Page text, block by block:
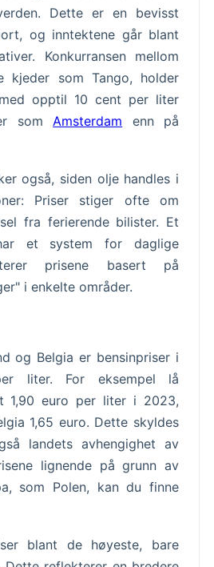
Dette er en bevisst
og inntektene går blant
Konkurransen mellom
kjeder som Tango, holder
opptil 10 cent per liter
som Amsterdam enn på
også, siden olje handles i
Priser stiger ofte om
fra ferierende bilister. Et
et system for daglige
prisene basert på
i enkelte områder.
og Belgia er bensinpriser i
liter. For eksempel lå
1,90 euro per liter i 2023,
1,65 euro. Dette skyldes
landets avhengighet av
lignende på grunn av
som Polen, kan du finne
blant de høyeste, bare